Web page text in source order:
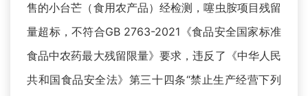
售的小台芒（食用农产品）经检测，噻虫胺项目残留
量超标，不符合GB 2763-2021《食品安全国家标准
食品中农药最大残留限量》要求，违反了《中华人民
共和国食品安全法》第三十四条“禁止生产经营下列